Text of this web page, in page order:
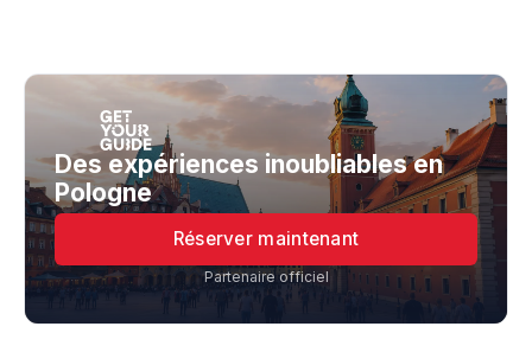
Des expériences inoubliables en
Pologne
Réserver maintenant
Partenaire officiel